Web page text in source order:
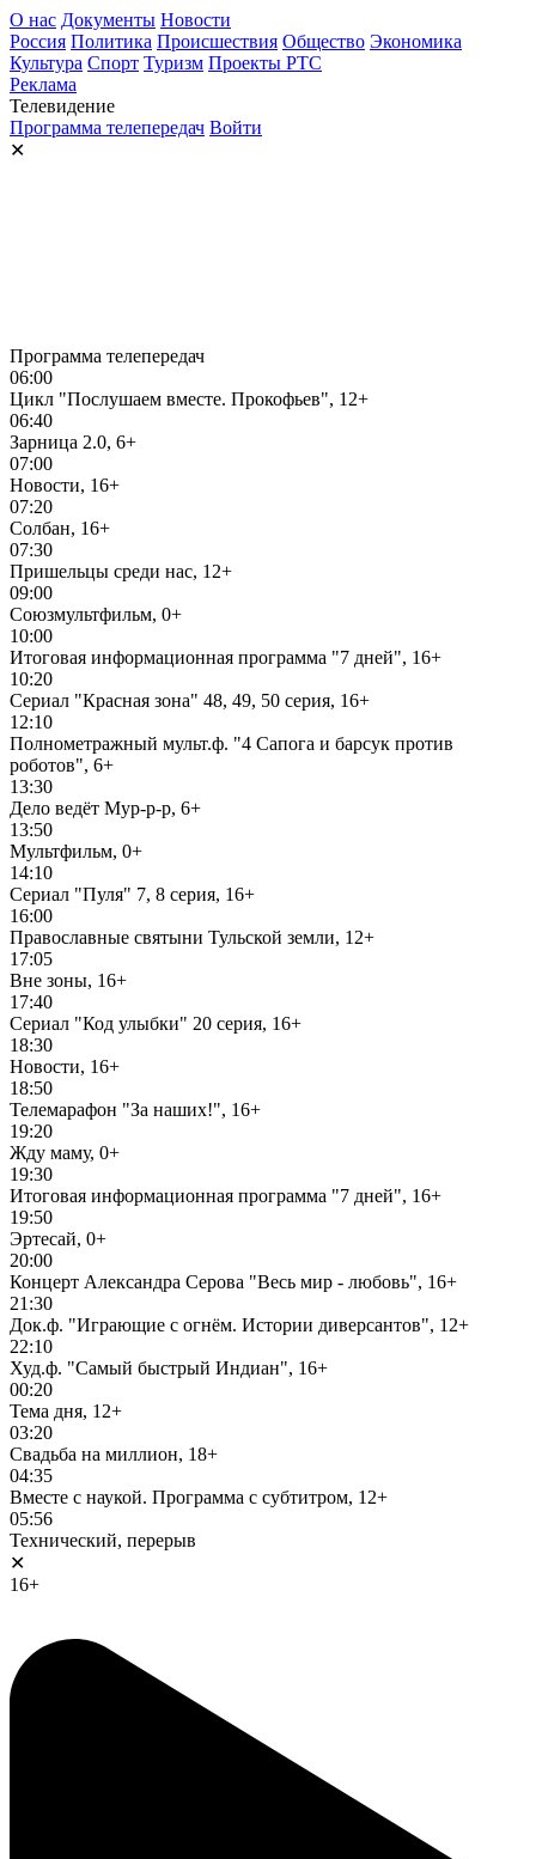
О нас Документы Новости
Россия Политика Происшествия Общество Экономика
Культура Спорт Туризм Проекты РТС
Реклама
Телевидение
Программа телепередач Войти
✕
Программа телепередач
06:00
Цикл "Послушаем вместе. Прокофьев", 12+
06:40
Зарница 2.0, 6+
07:00
Новости, 16+
07:20
Солбан, 16+
07:30
Пришельцы среди нас, 12+
09:00
Союзмультфильм, 0+
10:00
Итоговая информационная программа "7 дней", 16+
10:20
Сериал "Красная зона" 48, 49, 50 серия, 16+
12:10
Полнометражный мульт.ф. "4 Сапога и барсук против
роботов", 6+
13:30
Дело ведёт Мур-р-р, 6+
13:50
Мультфильм, 0+
14:10
Сериал "Пуля" 7, 8 серия, 16+
16:00
Православные святыни Тульской земли, 12+
17:05
Вне зоны, 16+
17:40
Сериал "Код улыбки" 20 серия, 16+
18:30
Новости, 16+
18:50
Телемарафон "За наших!", 16+
19:20
Жду маму, 0+
19:30
Итоговая информационная программа "7 дней", 16+
19:50
Эртесай, 0+
20:00
Концерт Александра Серова "Весь мир - любовь", 16+
21:30
Док.ф. "Играющие с огнём. Истории диверсантов", 12+
22:10
Худ.ф. "Самый быстрый Индиан", 16+
00:20
Тема дня, 12+
03:20
Свадьба на миллион, 18+
04:35
Вместе с наукой. Программа с субтитром, 12+
05:56
Технический, перерыв
✕
16+